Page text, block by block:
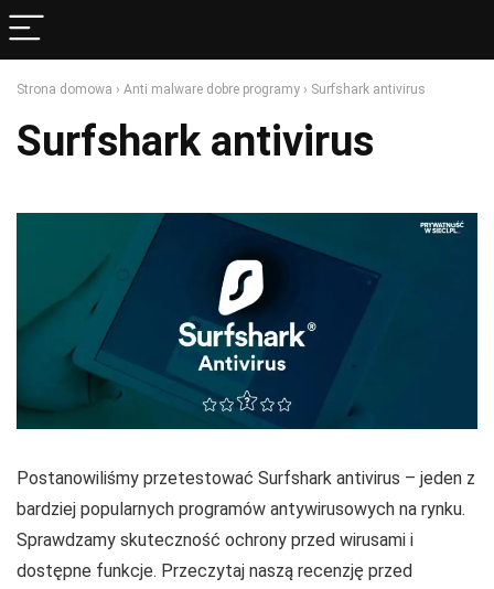
Strona domowa › Anti malware dobre programy › Surfshark antivirus
Surfshark antivirus
Postanowiliśmy przetestować Surfshark antivirus – jeden z
bardziej popularnych programów antywirusowych na rynku.
Sprawdzamy skuteczność ochrony przed wirusami i
dostępne funkcje. Przeczytaj naszą recenzję przed